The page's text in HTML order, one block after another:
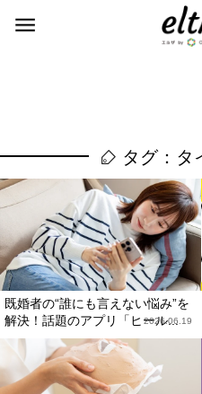
タグ：タ
既婚者の“誰にも言えない悩み”を
解決！話題のアプリ「ヒール...
2026.06.19